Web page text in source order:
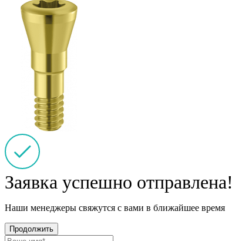
Заявка успешно отправлена!
Наши менеджеры свяжутся с вами в ближайшее время
Продолжить